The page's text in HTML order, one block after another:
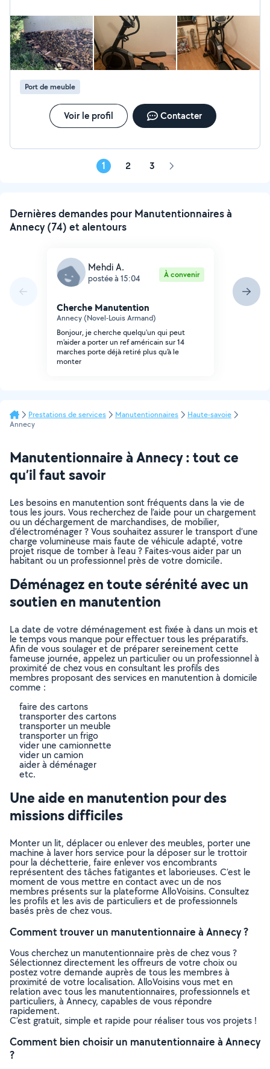
Port de meuble
Voir le profil Contacter
1 2 3 Page
Dernières demandes pour Manutentionnaires à
Annecy (74) et alentours
Mehdi A.
postée à 15:04 À convenir
Cherche Manutention
Annecy (Novel-Louis Armand)
Bonjour, je cherche quelqu'un qui peut
m'aider a porter un ref américain sur 14
marches porte déjà retiré plus qu'à le
monter
Prestations de services Manutentionnaires
Haute-savoie
Annecy
Manutentionnaire à Annecy : tout ce
qu’il faut savoir
Les besoins en manutention sont fréquents dans la vie de
tous les jours. Vous recherchez de l’aide pour un chargement
ou un déchargement de marchandises, de mobilier,
d’électroménager ? Vous souhaitez assurer le transport d’une
charge volumineuse mais faute de véhicule adapté, votre
projet risque de tomber à l’eau ? Faites-vous aider par un
habitant ou un professionnel près de votre domicile.
Déménagez en toute sérénité avec un
soutien en manutention
La date de votre déménagement est fixée à dans un mois et
le temps vous manque pour effectuer tous les préparatifs.
Afin de vous soulager et de préparer sereinement cette
fameuse journée, appelez un particulier ou un professionnel à
proximité de chez vous en consultant les profils des
membres proposant des services en manutention à domicile
comme :
faire des cartons
transporter des cartons
transporter un meuble
transporter un frigo
vider une camionnette
vider un camion
aider à déménager
etc.
Une aide en manutention pour des
missions difficiles
Monter un lit, déplacer ou enlever des meubles, porter une
machine à laver hors service pour la déposer sur le trottoir
pour la déchetterie, faire enlever vos encombrants
représentent des tâches fatigantes et laborieuses. C’est le
moment de vous mettre en contact avec un de nos
membres présents sur la plateforme AlloVoisins. Consultez
les profils et les avis de particuliers et de professionnels
basés près de chez vous.
Comment trouver un manutentionnaire à Annecy ?
Vous cherchez un manutentionnaire près de chez vous ?
Sélectionnez directement les offreurs de votre choix ou
postez votre demande auprès de tous les membres à
proximité de votre localisation. AlloVoisins vous met en
relation avec tous les manutentionnaires, professionnels et
particuliers, à Annecy, capables de vous répondre
rapidement.
C’est gratuit, simple et rapide pour réaliser tous vos projets !
Comment bien choisir un manutentionnaire à Annecy
?